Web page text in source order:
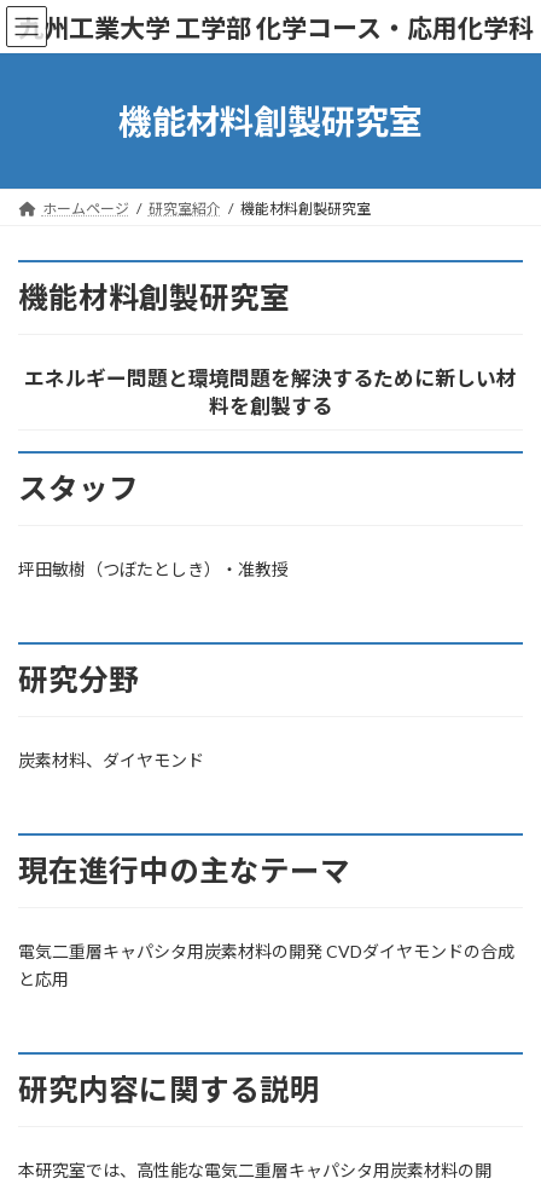
コ
ン
テ
ナ
ビ
ゲ
九州工業大学 工学部 化学コース・応用化学科
機能材料創製研究室
ホームページ 研究室紹介 機能材料創製研究室
機能材料創製研究室
エネルギー問題と環境問題を解決するために新しい材
料を創製する
スタッフ
坪田敏樹（つぼたとしき）・准教授
研究分野
炭素材料、ダイヤモンド
現在進行中の主なテーマ
電気二重層キャパシタ用炭素材料の開発 CVDダイヤモンドの合成
と応用
研究内容に関する説明
本研究室では、高性能な電気二重層キャパシタ用炭素材料の開